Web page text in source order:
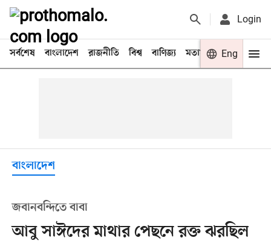
Login
সর্বশেষ বাংলাদেশ রাজনীতি বিশ্ব বাণিজ্য মতামত খেলা
Eng
বাংলাদেশ
জবানবন্দিতে বাবা
আবু সাঈদের মাথার পেছনে রক্ত ঝরছিল